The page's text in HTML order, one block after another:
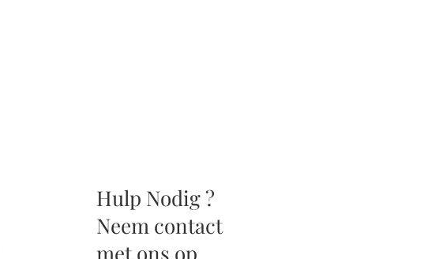
Hulp Nodig ?
Neem contact
met ons op